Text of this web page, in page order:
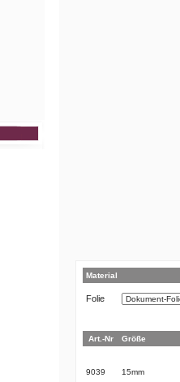
Material
Folie
Art.-Nr Größe
9039 15mm